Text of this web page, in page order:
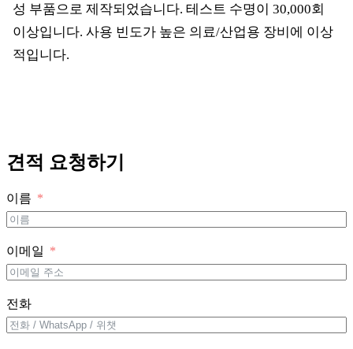
성 부품으로 제작되었습니다. 테스트 수명이 30,000회
이상입니다. 사용 빈도가 높은 의료/산업용 장비에 이상
적입니다.
견적 요청하기
이름
이메일
전화